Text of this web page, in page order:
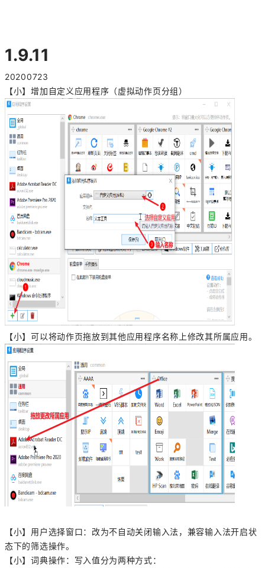
1.9.11
20200723
【小】增加自定义应用程序（虚拟动作页分组）
【小】可以将动作页拖放到其他应用程序名称上修改其所属应用。
【小】用户选择窗口：改为不自动关闭输入法，兼容输入法开启状
态下的筛选操作。
【小】词典操作：写入值分为两种方式：